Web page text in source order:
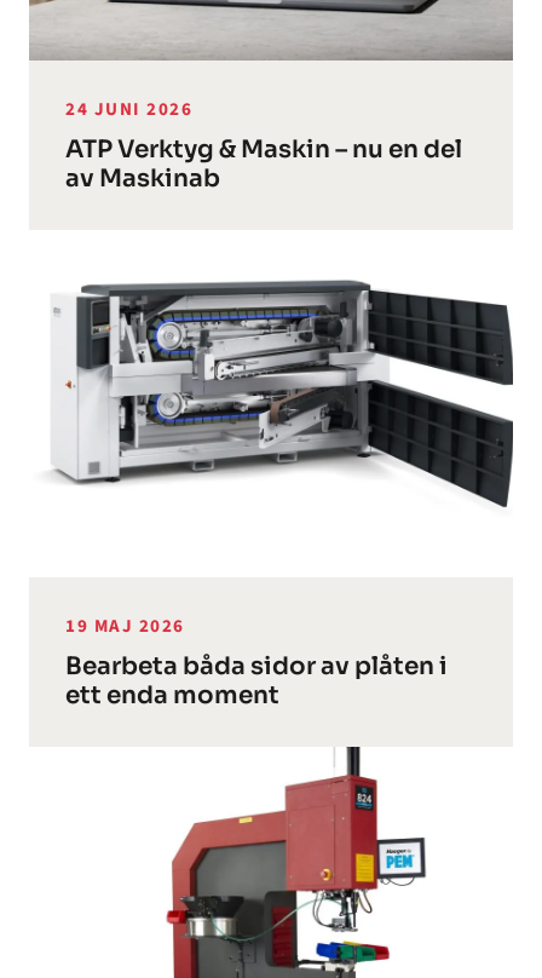
24 JUNI 2026
ATP Verktyg & Maskin – nu en del
av Maskinab
19 MAJ 2026
Bearbeta båda sidor av plåten i
ett enda moment